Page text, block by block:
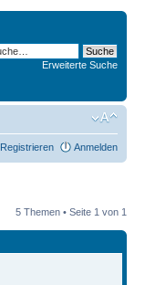
Erweiterte Suche
Registrieren Anmelden
5 Themen • Seite 1 von 1